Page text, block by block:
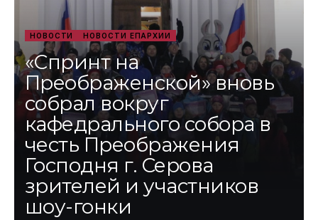
НОВОСТИ НОВОСТИ ЕПАРХИИ
«Спринт на
Преображенской» вновь
собрал вокруг
кафедрального собора в
честь Преображения
Господня г. Серова
зрителей и участников
шоу-гонки